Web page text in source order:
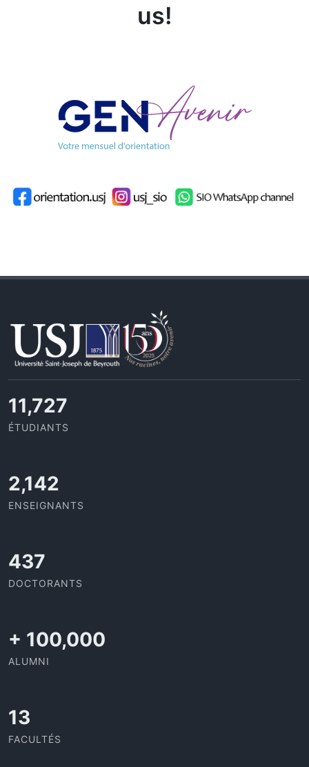
us!
11,727
ÉTUDIANTS
2,142
ENSEIGNANTS
437
DOCTORANTS
+ 100,000
ALUMNI
13
FACULTÉS